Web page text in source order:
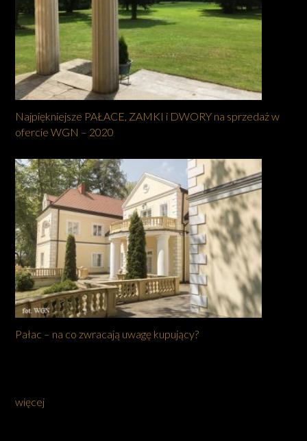
Najpiękniejsze PAŁACE, ZAMKI i DWORY na sprzedaż w
ofercie WGN – 2020
Pałac – na co zwracają uwagę kupujący?
więcej